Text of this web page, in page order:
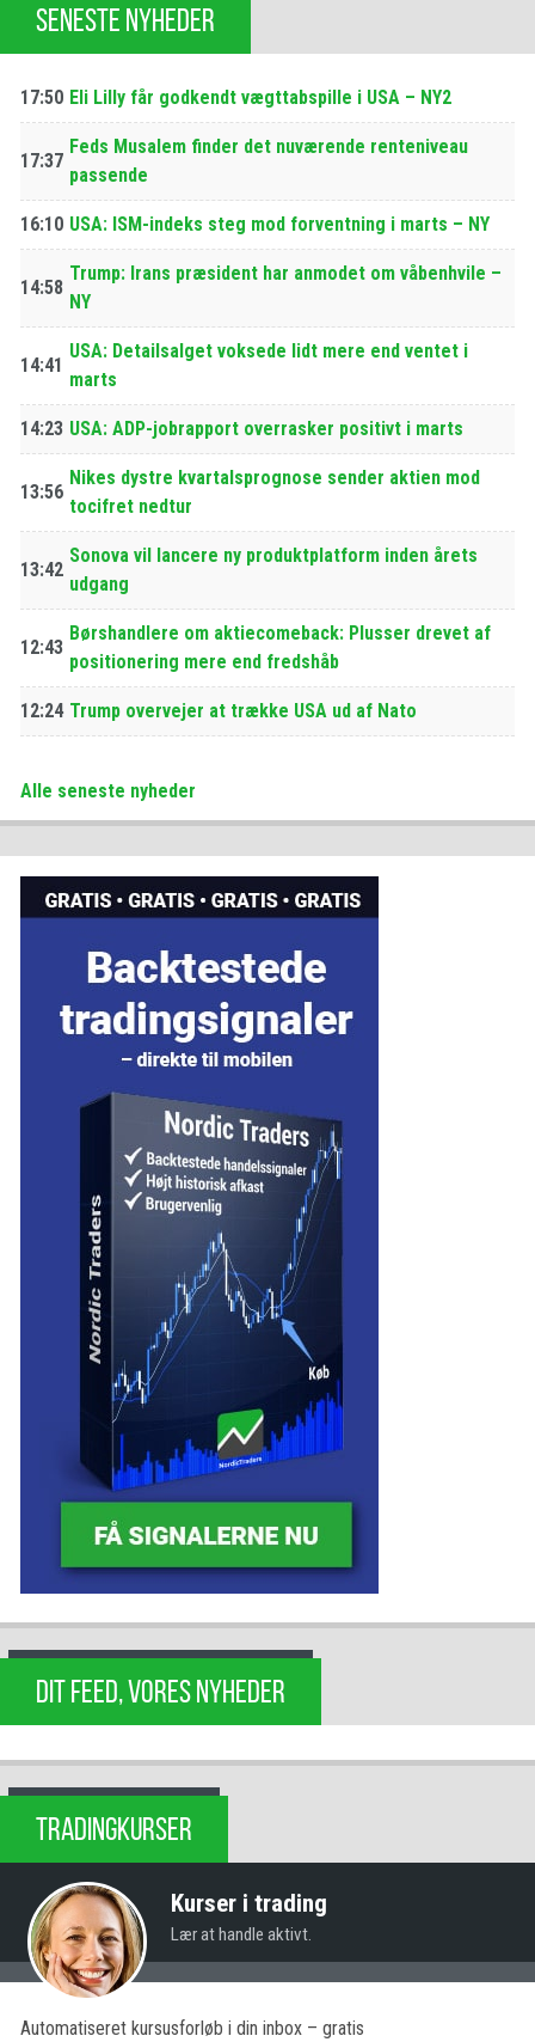
SENESTE NYHEDER
17:50 Eli Lilly får godkendt vægttabspille i USA – NY2
17:37
Feds Musalem finder det nuværende renteniveau
passende
16:10 USA: ISM-indeks steg mod forventning i marts – NY
14:58
Trump: Irans præsident har anmodet om våbenhvile –
NY
14:41
USA: Detailsalget voksede lidt mere end ventet i
marts
14:23 USA: ADP-jobrapport overrasker positivt i marts
13:56
Nikes dystre kvartalsprognose sender aktien mod
tocifret nedtur
13:42
Sonova vil lancere ny produktplatform inden årets
udgang
12:43
Børshandlere om aktiecomeback: Plusser drevet af
positionering mere end fredshåb
12:24 Trump overvejer at trække USA ud af Nato
Alle seneste nyheder
DIT FEED, VORES NYHEDER
TRADINGKURSER
Kurser i trading
Lær at handle aktivt.
Automatiseret kursusforløb i din inbox – gratis